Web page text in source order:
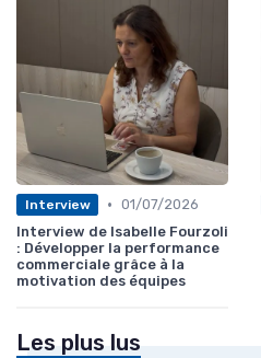
Interview • 01/07/2026
Interview de Isabelle Fourzoli
: Développer la performance
commerciale grâce à la
motivation des équipes
Les plus lus